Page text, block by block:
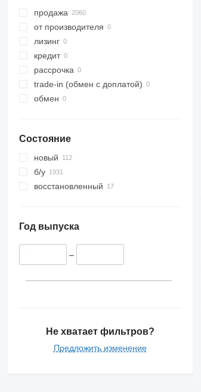
продажа
от производителя
лизинг
кредит
рассрочка
trade-in (обмен с доплатой)
обмен
Состояние
новый
б/у
восстановленный
Год выпуска
–
Не хватает фильтров?
Предложить изменение